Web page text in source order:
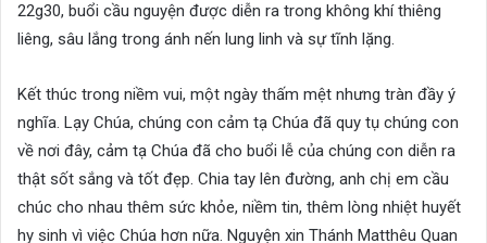
22g30, buổi cầu nguyện được diễn ra trong không khí thiêng
liêng, sâu lắng trong ánh nến lung linh và sự tĩnh lặng.
Kết thúc trong niềm vui, một ngày thấm mệt nhưng tràn đầy ý
nghĩa. Lạy Chúa, chúng con cảm tạ Chúa đã quy tụ chúng con
về nơi đây, cảm tạ Chúa đã cho buổi lễ của chúng con diễn ra
thật sốt sắng và tốt đẹp. Chia tay lên đường, anh chị em cầu
chúc cho nhau thêm sức khỏe, niềm tin, thêm lòng nhiệt huyết
hy sinh vì việc Chúa hơn nữa. Nguyện xin Thánh Matthêu Quan